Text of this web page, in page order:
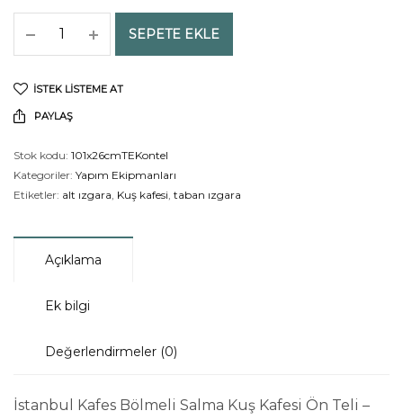
SEPETE EKLE
İSTEK LISTEME AT
PAYLAŞ
Stok kodu: 101x26cmTEKontel
Kategoriler: Yapım Ekipmanları
Etiketler: alt ızgara Kuş kafesi taban ızgara
Açıklama
Ek bilgi
Değerlendirmeler (0)
İstanbul Kafes Bölmeli Salma Kuş Kafesi Ön Teli –